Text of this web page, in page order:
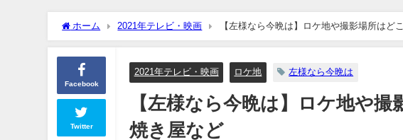
ホーム 2021年テレビ・映画 【左様なら今晩は】ロケ地や撮影場所はど
Facebook
Twitter
2021年テレビ・映画 ロケ地 左様なら今晩は
【左様なら今晩は】ロケ地や
焼き屋など